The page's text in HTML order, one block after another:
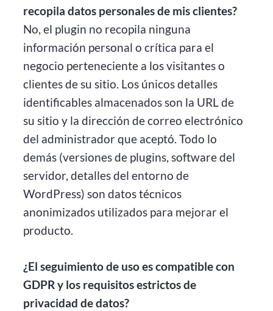
recopila datos personales de mis clientes?
No, el plugin no recopila ninguna
información personal o crítica para el
negocio perteneciente a los visitantes o
clientes de su sitio. Los únicos detalles
identificables almacenados son la URL de
su sitio y la dirección de correo electrónico
del administrador que aceptó. Todo lo
demás (versiones de plugins, software del
servidor, detalles del entorno de
WordPress) son datos técnicos
anonimizados utilizados para mejorar el
producto.
¿El seguimiento de uso es compatible con
GDPR y los requisitos estrictos de
privacidad de datos?